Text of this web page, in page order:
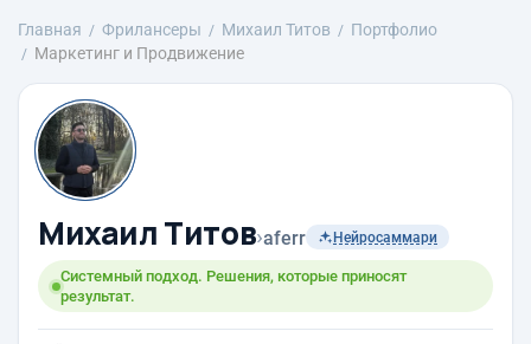
Главная Фрилансеры Михаил Титов
Портфолио
Маркетинг и Продвижение
Михаил Титов›aferr Нейросаммари
Системный подход. Решения, которые приносят
результат.